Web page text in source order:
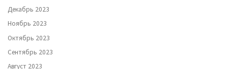
Декабрь 2023
Ноябрь 2023
Октябрь 2023
Сентябрь 2023
Август 2023